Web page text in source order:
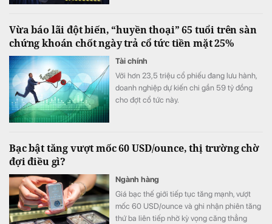
Vừa báo lãi đột biến, “huyền thoại” 65 tuổi trên sàn
chứng khoán chốt ngày trả cổ tức tiền mặt 25%
Tài chính
Với hơn 23,5 triệu cổ phiếu đang lưu hành,
doanh nghiệp dự kiến chi gần 59 tỷ đồng
cho đợt cổ tức này.
Bạc bật tăng vượt mốc 60 USD/ounce, thị trường chờ
đợi điều gì?
Ngành hàng
Giá bạc thế giới tiếp tục tăng mạnh, vượt
mốc 60 USD/ounce và ghi nhận phiên tăng
thứ ba liên tiếp nhờ kỳ vọng căng thẳng